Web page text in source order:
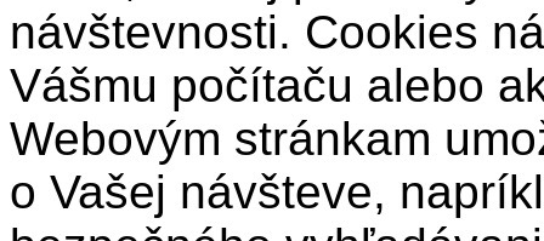
návštevnosti. Cookies
Vášmu počítaču alebo
Webovým stránkam
o Vašej návšteve,